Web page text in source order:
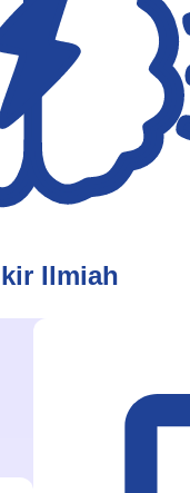
Ilmiah